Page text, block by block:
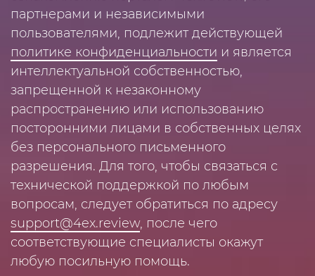
партнерами и независимыми
пользователями, подлежит действующей
политике конфиденциальности и является
интеллектуальной собственностью,
запрещенной к незаконному
распространению или использованию
посторонними лицами в собственных целях
без персонального письменного
разрешения. Для того, чтобы связаться с
технической поддержкой по любым
вопросам, следует обратиться по адресу
support@4ex.review, после чего
соответствующие специалисты окажут
любую посильную помощь.